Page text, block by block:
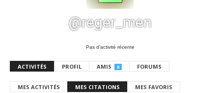
@reger_men
Pas d’activité récente
ACTIVITÉS PROFIL AMIS 0 FORUMS
MES ACTIVITÉS MES CITATIONS MES FAVORIS